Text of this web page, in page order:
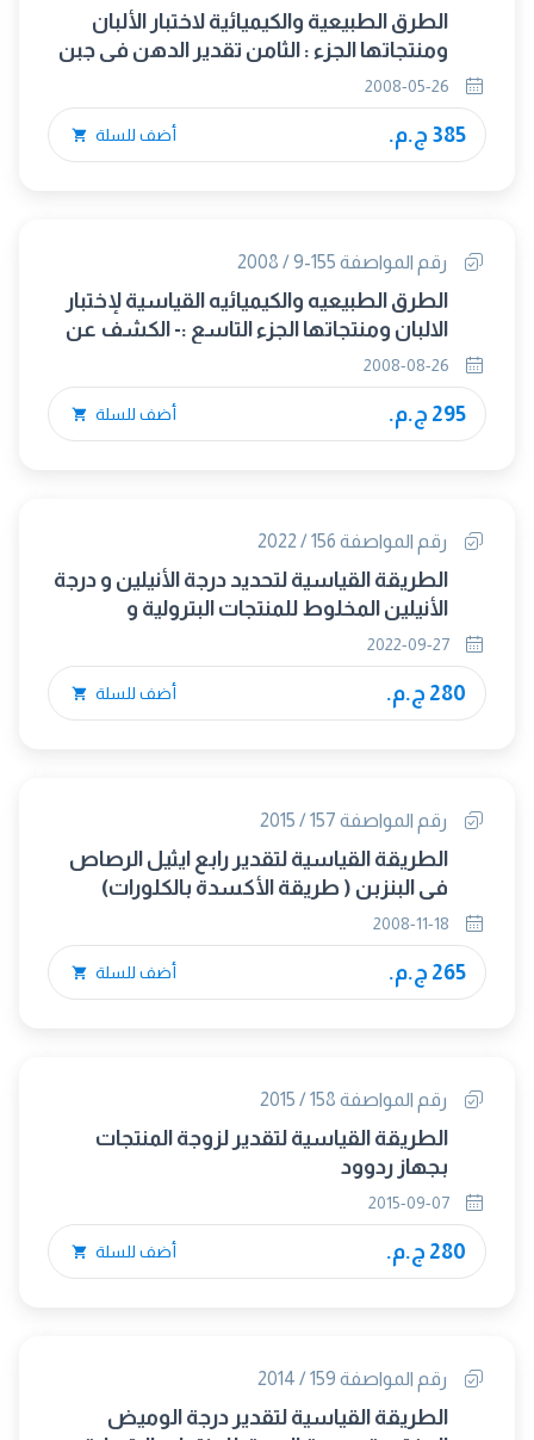
الطرق الطبيعية والكيميائية لاختبار الألبان
ومنتجاتها الجزء : الثامن تقدير الدهن فى جبن
الشرش بالطريقة الوزنية
385 ج.م. أضف للسلة
رقم المواصفة 155-9 / 2008
الطرق الطبيعيه والكيميائيه القياسية لإختبار
الالبان ومنتجاتها الجزء التاسع :- الكشف عن
المواد المضافة فى اللبن الخام
295 ج.م. أضف للسلة
رقم المواصفة 156 / 2022
الطريقة القياسية لتحديد درجة الأنيلين و درجة
الأنيلين المخلوط للمنتجات البترولية و
12(2016)) (متبناه)
280 ج.م. أضف للسلة
رقم المواصفة 157 / 2015
الطريقة القياسية لتقدير رابع ايثيل الرصاص
في البنزبن ( طريقة الأكسدة بالكلورات)
265 ج.م. أضف للسلة
رقم المواصفة 158 / 2015
الطريقة القياسية لتقدير لزوجة المنتجات
بجهاز ردوود
280 ج.م. أضف للسلة
رقم المواصفة 159 / 2014
الطريقة القياسية لتقدير درجة الوميض